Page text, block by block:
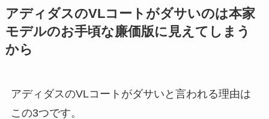
アディダスのVLコートがダサいのは本家
モデルのお手頃な廉価版に見えてしまう
から
アディダスのVLコートがダサいと言われる理由は
この3つです。